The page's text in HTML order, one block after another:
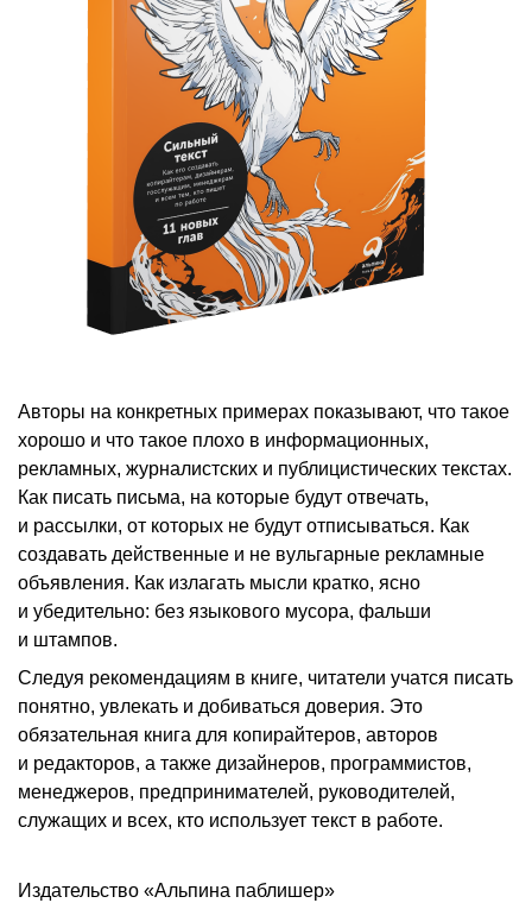
Авторы на конкретных примерах показывают, что такое
хорошо и что такое плохо в информационных,
рекламных, журналистских и публицистических текстах.
Как писать письма, на которые будут отвечать,
и рассылки, от которых не будут отписываться. Как
создавать действенные и не вульгарные рекламные
объявления. Как излагать мысли кратко, ясно
и убедительно: без языкового мусора, фальши
и штампов.
Следуя рекомендациям в книге, читатели учатся писать
понятно, увлекать и добиваться доверия. Это
обязательная книга для копирайтеров, авторов
и редакторов, а также дизайнеров, программистов,
менеджеров, предпринимателей, руководителей,
служащих и всех, кто использует текст в работе.
Издательство «Альпина паблишер»